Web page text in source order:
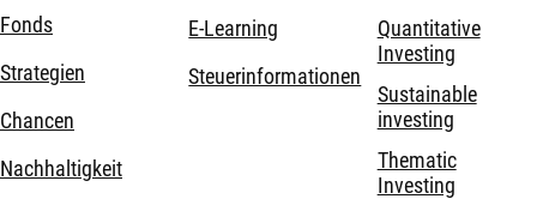
Fonds
Strategien
Chancen
Nachhaltigkeit
E-Learning
Steuerinformationen
Quantitative
Investing
Sustainable
investing
Thematic
Investing